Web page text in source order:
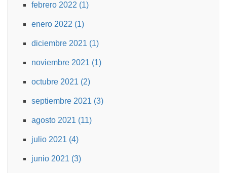
febrero 2022 (1)
enero 2022 (1)
diciembre 2021 (1)
noviembre 2021 (1)
octubre 2021 (2)
septiembre 2021 (3)
agosto 2021 (11)
julio 2021 (4)
junio 2021 (3)